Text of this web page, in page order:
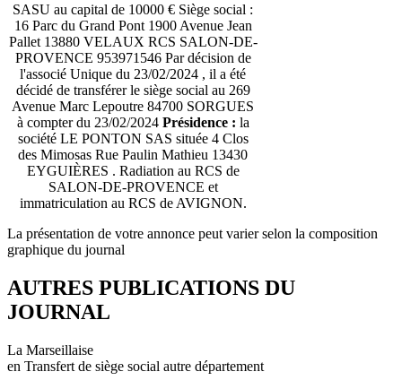
SASU au capital de 10000 € Siège social :
16 Parc du Grand Pont 1900 Avenue Jean
Pallet 13880 VELAUX RCS SALON-DE-
PROVENCE 953971546 Par décision de
l'associé Unique du 23/02/2024 , il a été
décidé de transférer le siège social au 269
Avenue Marc Lepoutre 84700 SORGUES
à compter du 23/02/2024 Présidence : la
société LE PONTON SAS située 4 Clos
des Mimosas Rue Paulin Mathieu 13430
EYGUIÈRES . Radiation au RCS de
SALON-DE-PROVENCE et
immatriculation au RCS de AVIGNON.
La présentation de votre annonce peut varier selon la composition
graphique du journal
AUTRES PUBLICATIONS DU
JOURNAL
La Marseillaise
en Transfert de siège social autre département